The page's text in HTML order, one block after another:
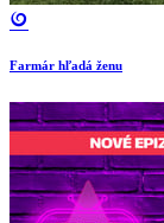
Farmár hľadá ženu